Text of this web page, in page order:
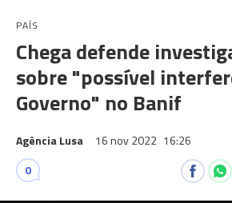
PAÍS
Chega defende
sobre "possível
Governo" no Banif
Agência Lusa 16 nov 2022 16:26
0